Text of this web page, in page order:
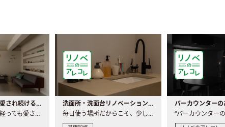
世界の名作家具｜愛され続ける理由と一生モノとの出会い方
家具には、何十年経っても愛され続ける「名作」と呼ばれるもの..
洗面所・洗面台リノベーションの事例と間取りアイデア
毎日使う場所だからこそ、少しの間取りの工夫や素材の選び方で..